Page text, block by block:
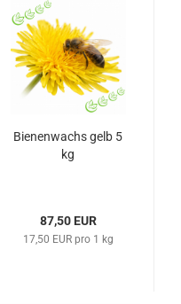
Bienenwachs gelb 5
kg
87,50 EUR
17,50 EUR pro 1 kg